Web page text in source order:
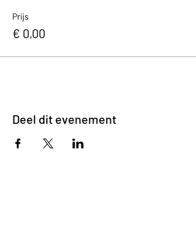
Prijs
€ 0,00
Deel dit evenement